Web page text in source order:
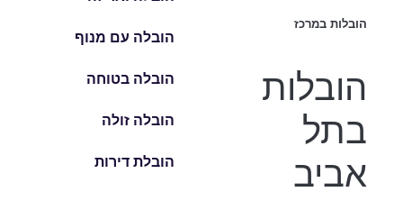
הובלות במרכז
הובלות
בתל
אביב
הובלה עם מנוף
הובלה בטוחה
הובלה זולה
הובלת דירות